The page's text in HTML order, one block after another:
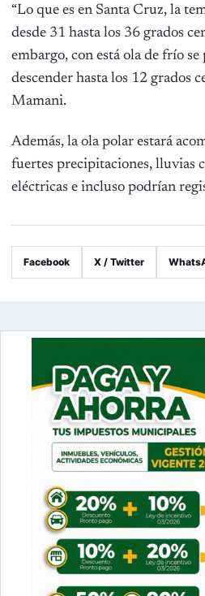
“Lo que es en Santa Cruz, la
desde 31 hasta los 36 grados
embargo, con está ola de frío se
descender hasta los 12 grados
Mamani.
Además, la ola polar estará
fuertes precipitaciones, lluvias
eléctricas e incluso podrían
Facebook X / Twitter